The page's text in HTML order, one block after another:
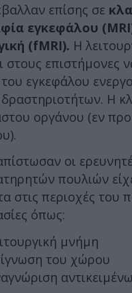
επίσης σε
εγκεφάλου
(fMRI). Η
στους επιστήμονες
εγκεφάλου
δραστηριοτήτων. Η
οργάνου (εν
οι
πουλιών
στις περιοχές του
όπως:
μνήμη
του χώρου